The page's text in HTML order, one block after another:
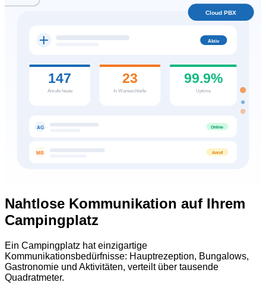
Aktiv
147
Anrufe heute
23
In Warteschleife
99.9%
Uptime
AG Online
MR Anruf
Cloud PBX
Nahtlose Kommunikation auf Ihrem
Campingplatz
Ein Campingplatz hat einzigartige
Kommunikationsbedürfnisse: Hauptrezeption, Bungalows,
Gastronomie und Aktivitäten, verteilt über tausende
Quadratmeter.